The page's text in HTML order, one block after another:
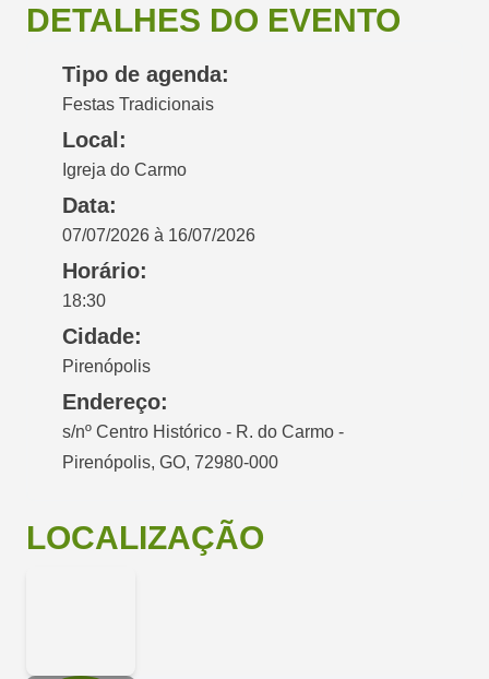
DETALHES DO EVENTO
Tipo de agenda:
Festas Tradicionais
Local:
Igreja do Carmo
Data:
07/07/2026 à 16/07/2026
Horário:
18:30
Cidade:
Pirenópolis
Endereço:
s/nº Centro Histórico - R. do Carmo -
Pirenópolis, GO, 72980-000
LOCALIZAÇÃO